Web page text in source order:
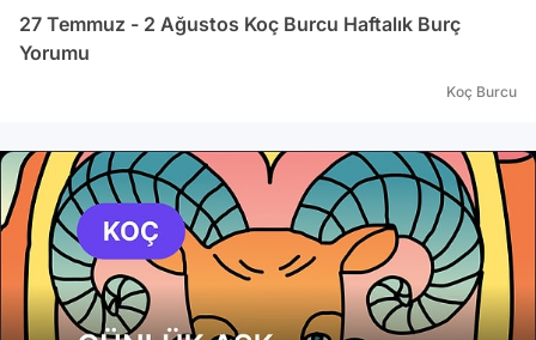
27 Temmuz - 2 Ağustos Koç Burcu Haftalık Burç
Yorumu
Koç Burcu